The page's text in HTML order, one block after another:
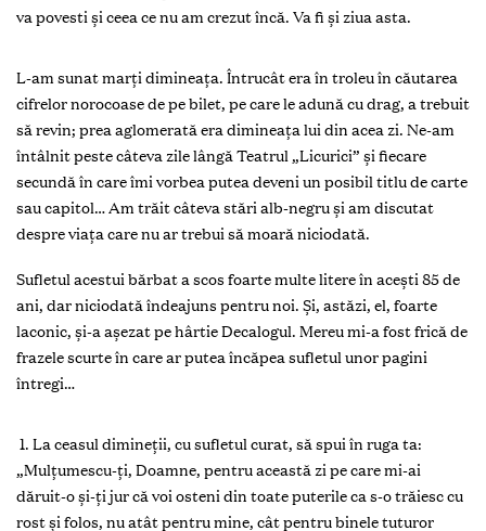
va povesti și ceea ce nu am crezut încă. Va fi și ziua asta.
L-am sunat marţi dimineaţa. Întrucât era în troleu în căutarea
cifrelor norocoase de pe bilet, pe care le adună cu drag, a trebuit
să revin; prea aglomerată era dimineaţa lui din acea zi. Ne-am
întâlnit peste câteva zile lângă Teatrul „Licurici” și fiecare
secundă în care îmi vorbea putea deveni un posibil titlu de carte
sau capitol… Am trăit câteva stări alb-negru și am discutat
despre viaţa care nu ar trebui să moară niciodată.
Sufletul acestui bărbat a scos foarte multe litere în acești 85 de
ani, dar niciodată îndeajuns pentru noi. Şi, astăzi, el, foarte
laconic, și-a așezat pe hârtie Decalogul. Mereu mi-a fost frică de
frazele scurte în care ar putea încăpea sufletul unor pagini
întregi…
1. La ceasul dimineţii, cu sufletul curat, să spui în ruga ta:
„Mulţumescu-ţi, Doamne, pentru această zi pe care mi-ai
dăruit-o şi-ţi jur că voi osteni din toate puterile ca s-o trăiesc cu
rost şi folos, nu atât pentru mine, cât pentru binele tuturor